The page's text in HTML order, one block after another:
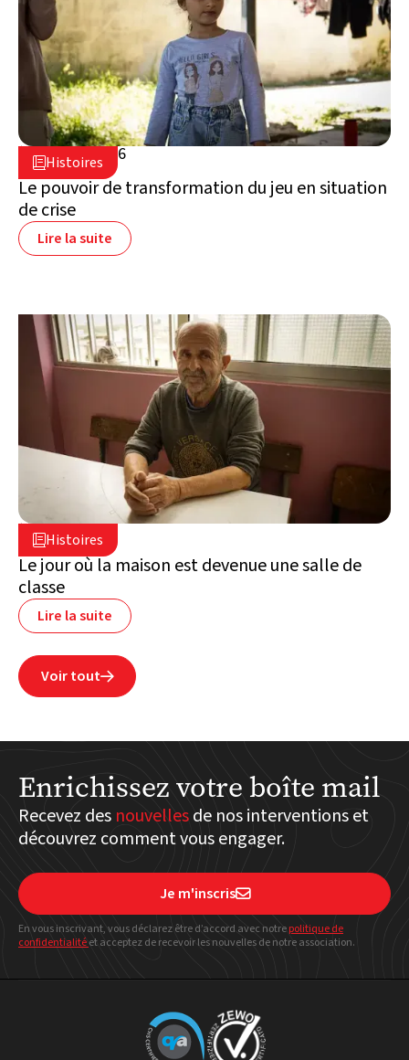
 Histoires
16 juillet 2026
Liban
Le pouvoir de transformation du jeu en situation
de crise
Lire la suite
Histoires
2 juillet 2026
Liban
Le jour où la maison est devenue une salle de
classe
Lire la suite
Voir tout
Enrichissez votre boîte mail
Recevez des nouvellesde nos interventions et
découvrez comment vous engager.
Je m'inscris
En vous inscrivant, vous déclarez être d’accord avec notrepolitiquede
confidentialitéet acceptez de recevoir les nouvelles de notre association.